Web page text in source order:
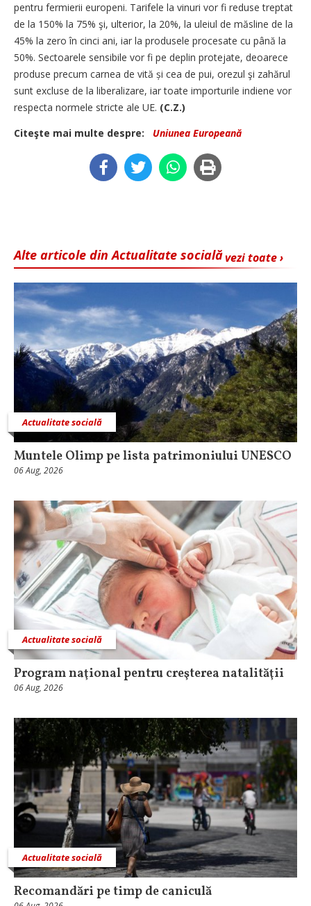
pentru fermierii europeni. Tarifele la vinuri vor fi reduse treptat
de la 150% la 75% şi, ulterior, la 20%, la uleiul de măsline de la
45% la zero în cinci ani, iar la produsele procesate cu până la
50%. Sectoarele sensibile vor fi pe deplin protejate, deoarece
produse precum carnea de vită și cea de pui, orezul şi zahărul
sunt excluse de la liberalizare, iar toate importurile indiene vor
respecta normele stricte ale UE. (C.Z.)
Citeşte mai multe despre:
Uniunea Europeană
vezi toate ›
Alte articole din Actualitate socială
Actualitate socială
Muntele Olimp pe lista patrimoniului UNESCO
06 Aug, 2026
Actualitate socială
Program naţional pentru creşterea natalităţii
06 Aug, 2026
Actualitate socială
Recomandări pe timp de caniculă